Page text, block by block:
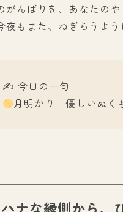
がんばりを、あなたのや
夜もまた、ねぎらうよ
✍️ 今日の一句
月明かり 優しいぬく
ナな縁側から、